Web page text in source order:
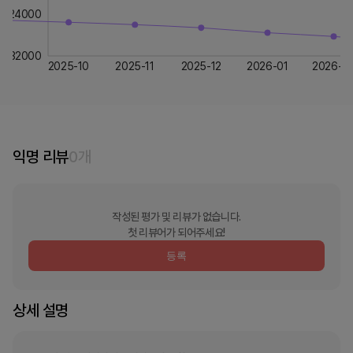
2025-10 2025-11 2025-12 2026-01 2026-
24000
32000
익명 리뷰0개
작성된 평가 및 리뷰가 없습니다.
첫 리뷰어가 되어주세요!
등록
상세 설명